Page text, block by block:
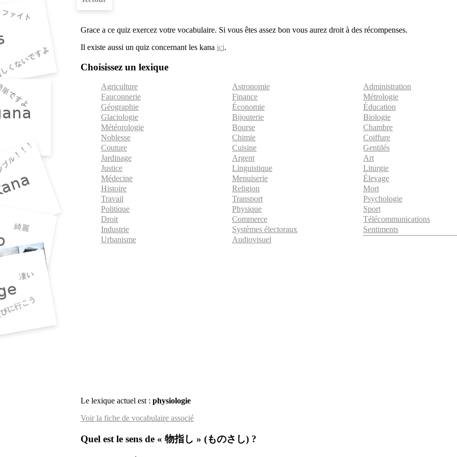
Grace a ce quiz exercez votre vocabulaire. Si vous êtes assez bon vous aurez droit à des récompenses.
Il existe aussi un quiz concernant les kana ici.
Choisissez un lexique
Agriculture Astronomie Administration
Fauconnerie
Finance Métrologie
Géographie
Économie Éducation
Glaciologie
Bijouterie Biologie
Météorologie
Bourse Chambre
Noblesse
Chimie Coiffure
Couture
Cuisine Gentilés
Jardinage
Argent Art
Justice
Linguistique Liturgie
Médecine
Menuiserie Élevage
Histoire
Religion Mort
Travail
Transport Psychologie
Politique
Physique Sport
Droit
Commerce Télécommunications
Industrie
Systèmes électoraux Sentiments
Urbanisme
Audiovisuel
Le lexique actuel est : physiologie
Voir la fiche de vocabulaire associé
Quel est le sens de « 物指し » (ものさし) ?